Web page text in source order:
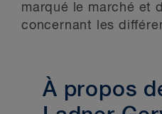
marqué le marché et
concernant les
À propos